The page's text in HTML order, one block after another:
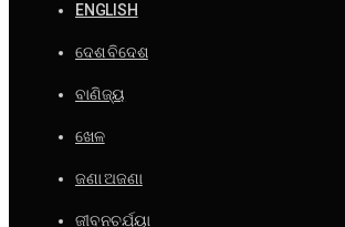
ENGLISH
ଦେଶ ବିଦେଶ
ବାଣିଜ୍ୟ
ଖେଳ
ଜଣା ଅଜଣା
ଜୀବନଚର୍ଯ୍ୟା